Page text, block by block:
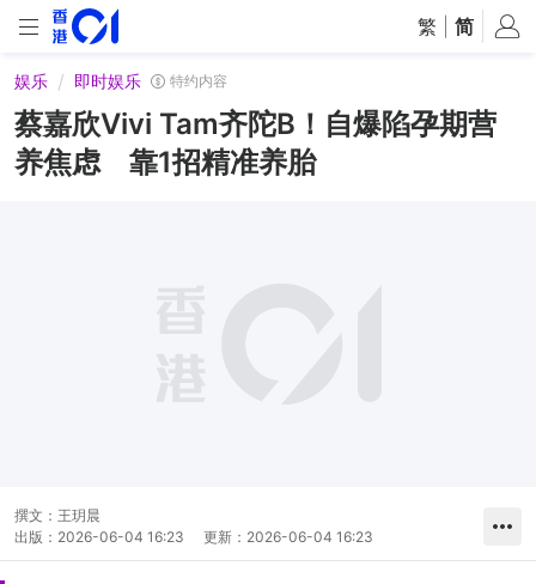
繁 简
娱乐 即时娱乐 特约内容
蔡嘉欣Vivi Tam齐陀B！自爆陷孕期营
养焦虑 靠1招精准养胎
撰文： 王玥晨
出版： 2026-06-04 16:23 更新： 2026-06-04 16:23